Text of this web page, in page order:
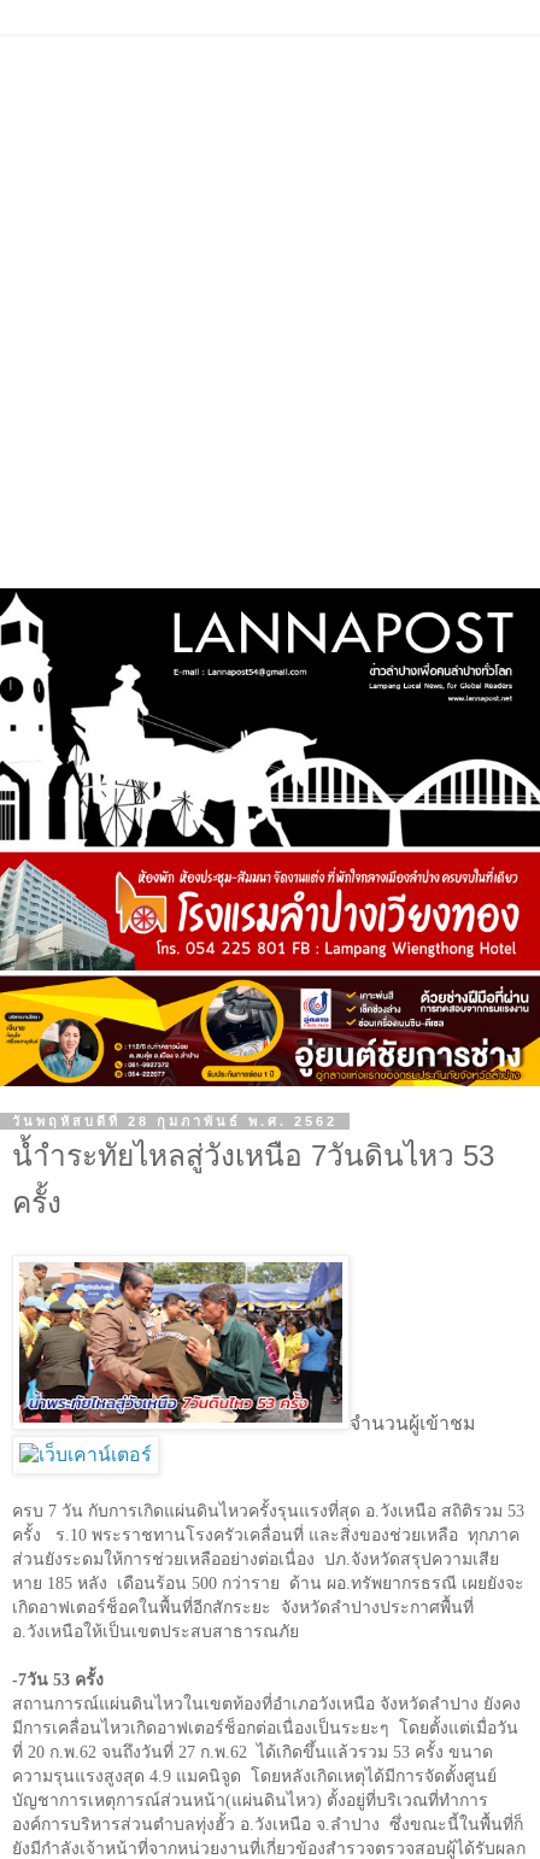
วันพฤหัสบดีที่ 28 กุมภาพันธ์ พ.ศ. 2562
น้ำำระทัยไหลสู่วังเหนือ 7วันดินไหว 53
ครั้ง
จำนวนผู้เข้าชม
ครบ 7 วัน กับการเกิดแผ่นดินไหวครั้งรุนแรงที่สุด อ.วังเหนือ สถิติรวม 53
ครั้ง
ร. 10 พระราชทานโรงครัวเคลื่อนที่ และสิ่งของช่วยเหลือ ทุกภาค
ส่วนยังระดมให้การช่วยเหลืออย่างต่อเนื่อง ปภ.จังหวัดสรุปความเสีย
หาย 185 หลัง
เดือนร้อน 500 กว่าราย
ด้าน ผอ.ทรัพยากรธรณี เผยยังจะ
เกิดอาฟเตอร์ช็อคในพื้นที่อีกสักระยะ
จังหวัดลำปางประกาศพื้นที่
อ.วังเหนือให้เป็นเขตประสบสาธารณภัย
-7วัน 53 ครั้ง
สถานการณ์แผ่นดินไหวในเขตท้องที่อำเภอวังเหนือ จังหวัดลำปาง ยังคง
มีการเคลื่อนไหวเกิดอาฟเตอร์ช็อกต่อเนื่องเป็นระยะๆ
โดยตั้งแต่เมื่อวัน
ที่ 20 ก.พ.62 จนถึงวันที่ 27 ก.พ.62 ได้เกิดขึ้นแล้วรวม 53 ครั้ง ขนาด
ความรุนแรงสูงสุด 4.9 แมคนิจูด
โดยหลังเกิดเหตุได้มีการจัดตั้งศูนย์
บัญชาการเหตุการณ์ส่วนหน้า(แผ่นดินไหว) ตั้งอยู่ที่บริเวณที่ทำการ
องค์การบริหารส่วนตำบลทุ่งฮั้ว อ.วังเหนือ จ.ลำปาง ซึ่งขณะนี้ในพื้นที่ก็
ยังมีกำลังเจ้าหน้าที่จากหน่วยงานที่เกี่ยวข้องสำรวจตรวจสอบผู้ได้รับผลก